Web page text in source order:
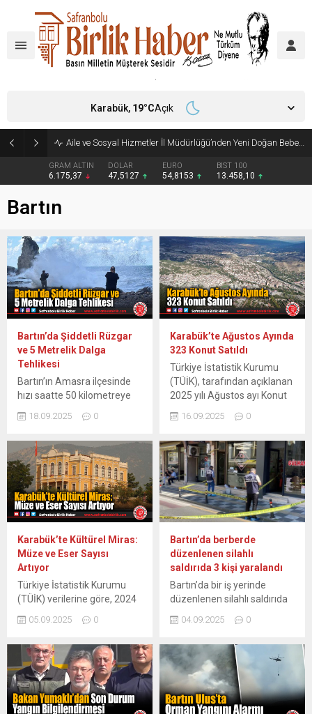
Aile ve Sosyal Hizmetler İl Müdürlüğü’nden Yeni Doğan Bebekler İçin Destek Çantası
GRAM ALTIN
6.175,37
DOLAR
47,5127
EURO
54,8153
BIST 100
13.458,10
Karabük, 19°CAçık
Bartın
Bartın’da Şiddetli Rüzgar
ve 5 Metrelik Dalga
Tehlikesi
Bartın’ın Amasra ilçesinde
hızı saatte 50 kilometreye
nedeniyle denizde 5 metreyi
Amasra’da kuvvetli rüzgar
etkisini gösterdi. Hızı saatte
50 kilometreye ulaşan
rüzgarın etkisiyle denizde
dalga boyu 5 metreyi aştı.
Olumsuz hava koşulları
nedeniyle denize
açılamayan balıkçılar,
teknelerini limana güçlükle
bağladı. Bazı vatandaşlar,
dev dalgaları...
18.09.2025 0
Karabük’te Ağustos Ayında
323 Konut Satıldı
Türkiye İstatistik Kurumu
(TÜİK), tarafından açıklanan
2025 yılı Ağustos ayı Konut
Karabük’te geçen ay 323
Türkiye İstatistik Kurumu
(TÜİK), 2025 yılı Ağustos
ayına ilişkin konut satış
istatistiklerini yayımladı.
Buna göre, Türkiye
genelinde konut satışları
Ağustos ayında geçen yılın
aynı ayına göre %6,8 artarak
143...
16.09.2025 0
Karabük’te Kültürel Miras:
Müze ve Eser Sayısı
Artıyor
Türkiye İstatistik Kurumu
(TÜİK) verilerine göre, 2024
İstatistikleri kapsamında
müzelerdeki toplam eser
sayısı ise 436′ ulaştı. Şehirde
toplam 159 sit alanı
bulunuyor. Türkiye İstatistik
Kurumu (TÜİK) verilerine
05.09.2025 0
Bartın’da berberde
düzenlenen silahlı
saldırıda 3 kişi yaralandı
Bartın’da bir iş yerinde
düzenlenen silahlı saldırıda
İddiaya göre, Şadırvan
berberde 3 husumetlisiyle
karşılaşan D.R.U, yanındaki
silahla ateş etti. İhbar
üzerine bölgeye polis ve
sağlık ekipleri sevk edildi.
04.09.2025 0